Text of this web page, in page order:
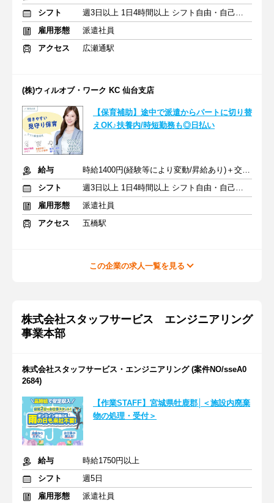
シフト
週3日以上 1日4時間以上 シフト自由・自己申告
雇用形態
派遣社員
アクセス
広瀬通駅
(株)ウィルオブ・ワーク KC 仙台支店
【保育補助】途中で派遣からパートに切り替
えOK♪扶養内/時短勤務も◎日払い
給与
時給1400円(経験等により変動/昇給あり)＋交通費全額支給
シフト
週3日以上 1日4時間以上 シフト自由・自己申告
雇用形態
派遣社員
アクセス
五橋駅
この企業の求人一覧を見る
株式会社スタッフサービス エンジニアリング
事業本部
株式会社スタッフサービス・エンジニアリング (案件NO/sseA0
2684)
【作業STAFF】宮城県牡鹿郡│＜施設内廃棄
物の処理・受付＞
給与
時給1750円以上
シフト
週5日
雇用形態
派遣社員